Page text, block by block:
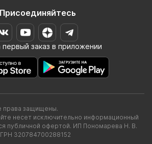
Присоединяйтесь
первый заказ в приложении
права защищены.
несет исключительно информационный
публичной офертой. ИП Пономарева Н. В.
320784700288152